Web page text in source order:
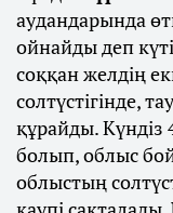
аудандарында
ойнайды деп
соққан желдің
солтүстігінде,
құрайды. Күндіз
болып, облыс
облыстың